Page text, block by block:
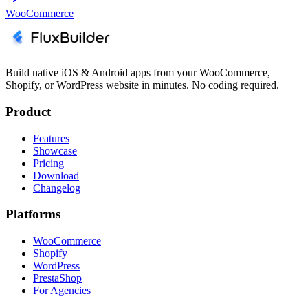
WooCommerce
Build native iOS & Android apps from your WooCommerce,
Shopify, or WordPress website in minutes. No coding required.
Product
Features
Showcase
Pricing
Download
Changelog
Platforms
WooCommerce
Shopify
WordPress
PrestaShop
For Agencies